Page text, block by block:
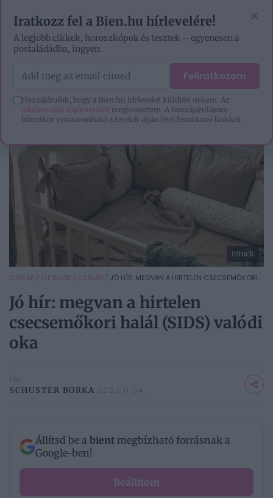
iStock
CÍMLAP / ÉLETMÓD / CSALÁD / JÓ HÍR: MEGVAN A HIRTELEN CSECSEMŐKORI...
Jó hír: megvan a hirtelen
csecsemőkori halál (SIDS) valódi
oka
Írta
SCHUSTER BORKA 2022.11.04.
Állítsd be a bient megbízható forrásnak a
Google-ben!
Beállítom
×
Iratkozz fel a Bien.hu hírlevelére!
A legjobb cikkek, horoszkópok és tesztek – egyenesen a
postaládádba, ingyen.
Feliratkozom
Hozzájárulok, hogy a Bien.hu hírlevelet küldjön nekem. Az
adatkezelési tájékoztatót megismertem. A hozzájárulásom
bármikor visszavonható a levelek alján lévő leiratkozó linkkel.